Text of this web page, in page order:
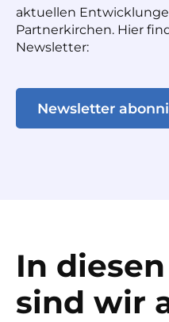
aktuellen
Partnerkirchen. Hier
Newsletter:
Newsletter
In
sind wir